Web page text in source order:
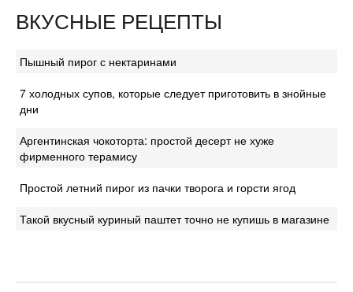
ВКУСНЫЕ РЕЦЕПТЫ
Пышный пирог с нектаринами
7 холодных супов, которые следует приготовить в знойные
дни
Аргентинская чокоторта: простой десерт не хуже
фирменного терамису
Простой летний пирог из пачки творога и горсти ягод
Такой вкусный куриный паштет точно не купишь в магазине